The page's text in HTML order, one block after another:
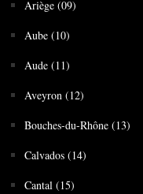
Ariège (09)
Aube (10)
Aude (11)
Aveyron (12)
Bouches-du-Rhône (13)
Calvados (14)
Cantal (15)